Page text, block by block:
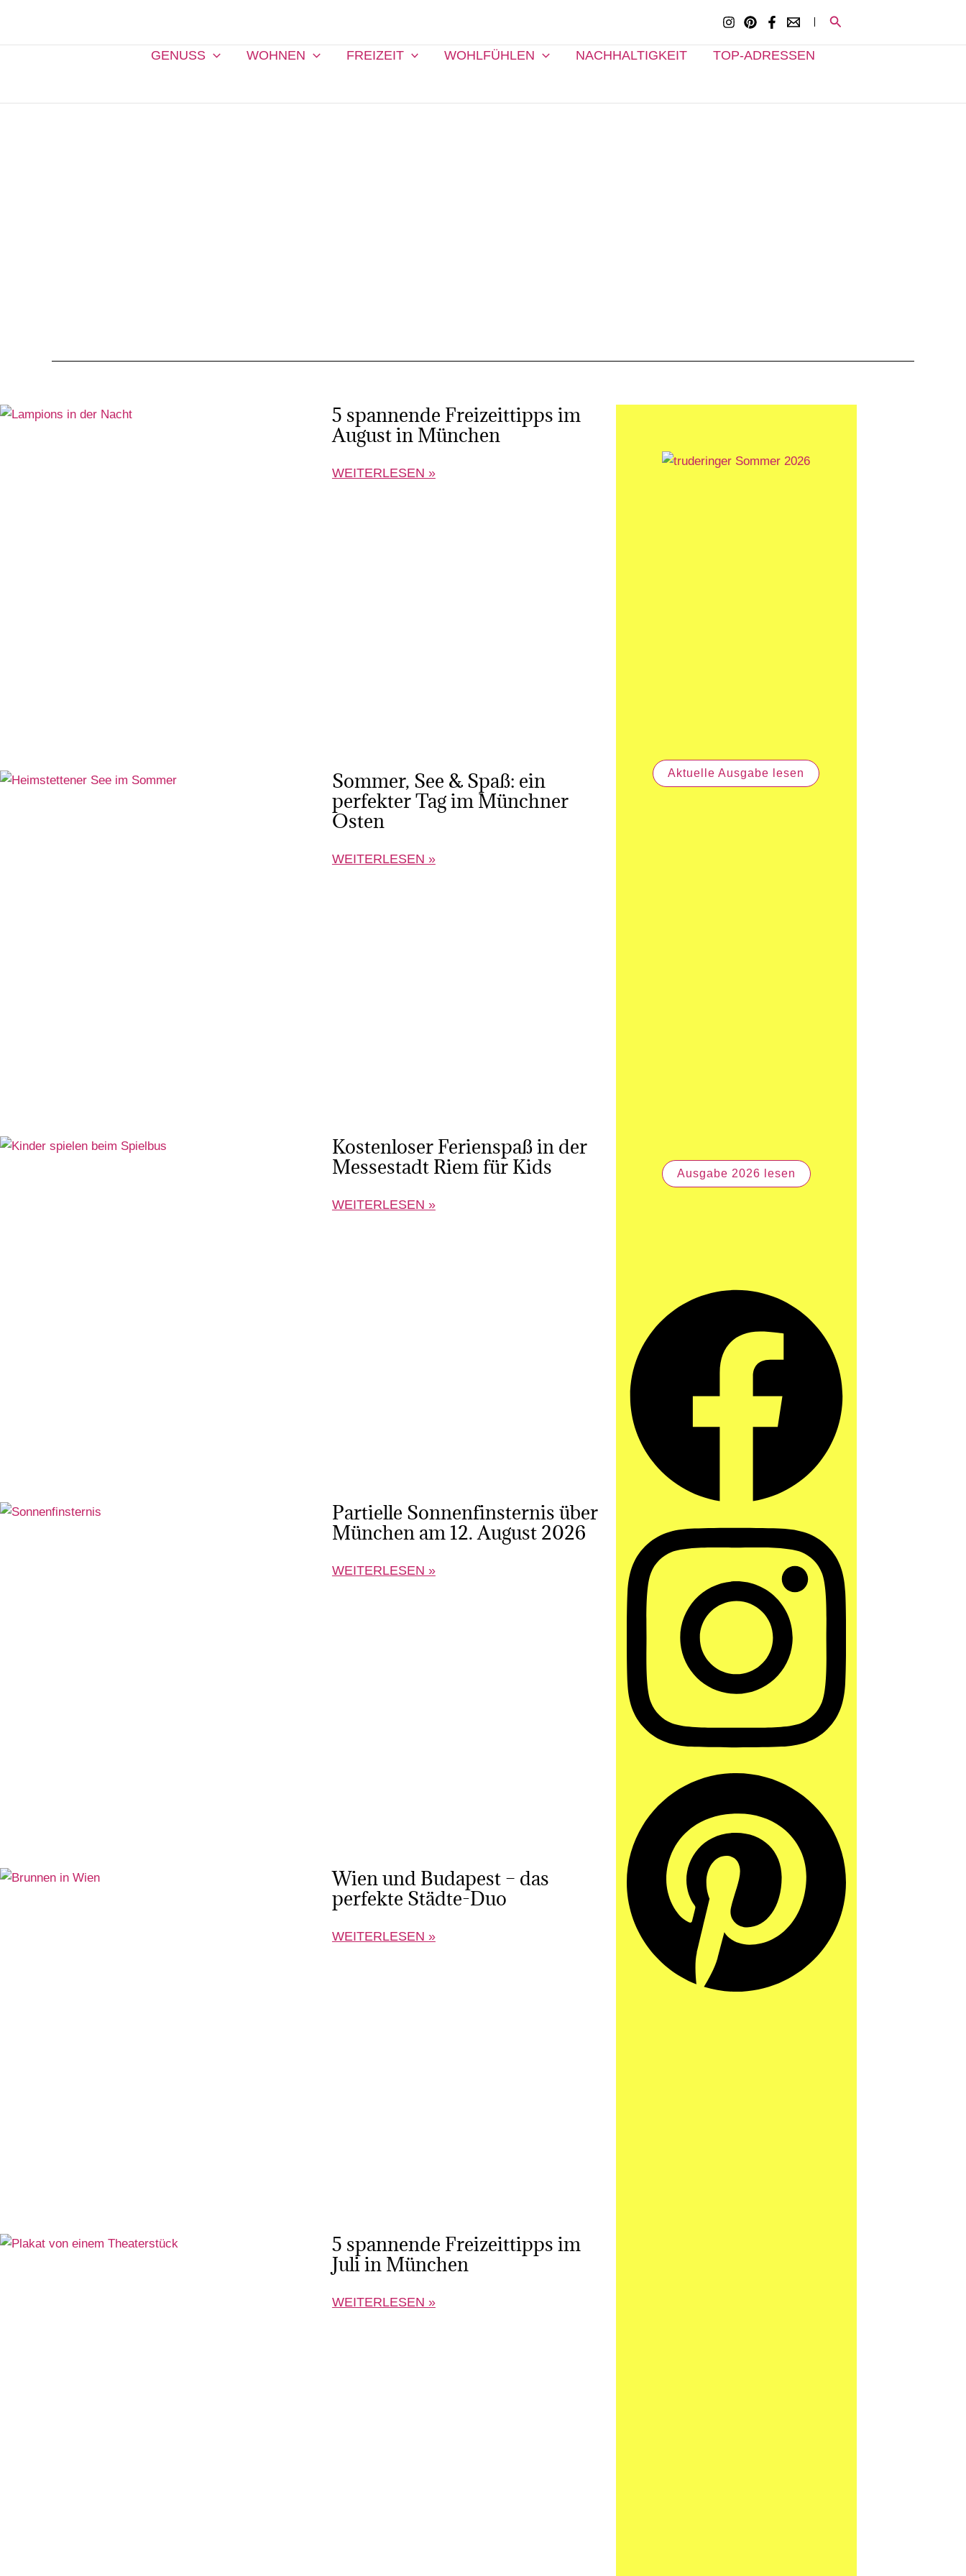
springen
Suchen
GENUSS WOHNEN FREIZEIT WOHLFÜHLEN NACHHALTIGKEIT TOP-ADRESSEN
5 spannende Freizeittipps im
August in München
WEITERLESEN »
Sommer, See & Spaß: ein
perfekter Tag im Münchner
Osten
WEITERLESEN »
Kostenloser Ferienspaß in der
Messestadt Riem für Kids
WEITERLESEN »
Partielle Sonnenfinsternis über
München am 12. August 2026
WEITERLESEN »
Wien und Budapest – das
perfekte Städte-Duo
WEITERLESEN »
5 spannende Freizeittipps im
Juli in München
WEITERLESEN »
Aktuelle Ausgabe lesen
Ausgabe 2026 lesen